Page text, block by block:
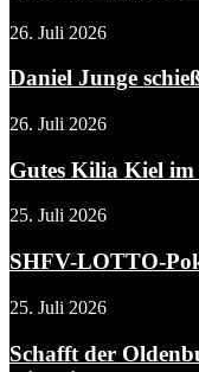
26. Juli 2026
Daniel Junge
26. Juli 2026
Gutes Kilia Kiel
25. Juli 2026
SHFV-LOTTO-
25. Juli 2026
Schafft der